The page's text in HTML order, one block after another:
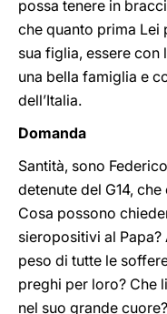
possa tenere in
che quanto prima Lei
sua figlia, essere
una bella famiglia e
dell’Italia.
Domanda
Santità, sono
detenute del G14,
Cosa possono
sieropositivi al
peso di tutte le
preghi per loro? Che
nel suo grande